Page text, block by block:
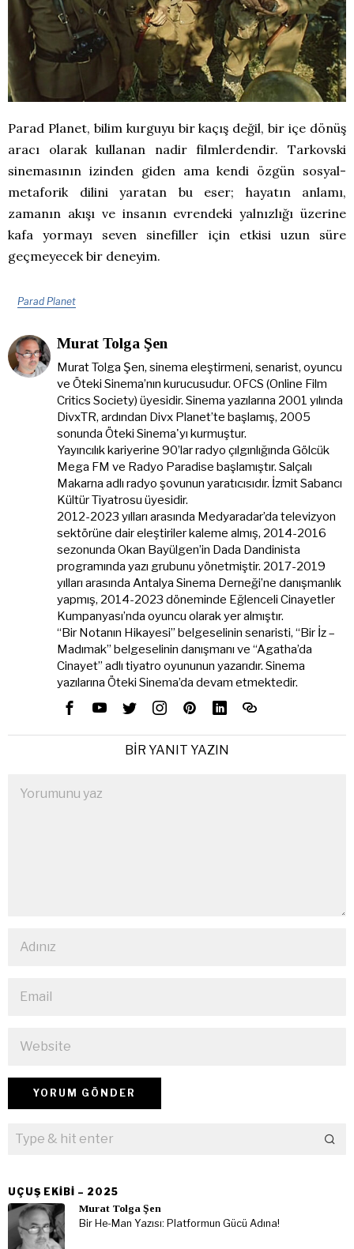
Parad Planet, bilim kurguyu bir kaçış değil, bir içe dönüş
aracı olarak kullanan nadir filmlerdendir. Tarkovski
sinemasının izinden giden ama kendi özgün sosyal-
metaforik dilini yaratan bu eser; hayatın anlamı,
zamanın akışı ve insanın evrendeki yalnızlığı üzerine
kafa yormayı seven sinefiller için etkisi uzun süre
geçmeyecek bir deneyim.
Parad Planet
Murat Tolga Şen
Murat Tolga Şen, sinema eleştirmeni, senarist, oyuncu
ve Öteki Sinema’nın kurucusudur. OFCS (Online Film
Critics Society) üyesidir. Sinema yazılarına 2001 yılında
DivxTR, ardından Divx Planet’te başlamış, 2005
sonunda Öteki Sinema'yı kurmuştur.
Yayıncılık kariyerine 90’lar radyo çılgınlığında Gölcük
Mega FM ve Radyo Paradise başlamıştır. Salçalı
Makarna adlı radyo şovunun yaratıcısıdır. İzmit Sabancı
Kültür Tiyatrosu üyesidir.
2012-2023 yılları arasında Medyaradar’da televizyon
sektörüne dair eleştiriler kaleme almış, 2014-2016
sezonunda Okan Bayülgen’in Dada Dandinista
programında yazı grubunu yönetmiştir. 2017-2019
yılları arasında Antalya Sinema Derneği’ne danışmanlık
yapmış, 2014-2023 döneminde Eğlenceli Cinayetler
Kumpanyası’nda oyuncu olarak yer almıştır.
“Bir Notanın Hikayesi” belgeselinin senaristi, “Bir İz –
Madımak” belgeselinin danışmanı ve “Agatha’da
Cinayet” adlı tiyatro oyununun yazarıdır. Sinema
yazılarına Öteki Sinema’da devam etmektedir.
BIR YANIT YAZIN
UÇUŞ EKIBI – 2025
Murat Tolga Şen
Bir He-Man Yazısı: Platformun Gücü Adına!